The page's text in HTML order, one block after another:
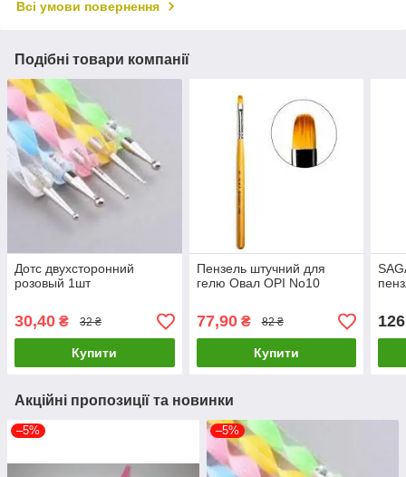
Всі умови повернення
Подібні товари компанії
Дотс двухсторонний
розовый 1шт
30,40 ₴ 32 ₴
Купити
Пензель штучний для
гелю Овал OPI No10
77,90₴ 82 ₴
Купити
126
Акційні пропозиції та новинки
–5% –5%